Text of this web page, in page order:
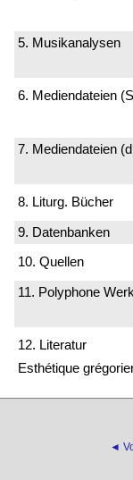
5. Musikanalysen
6. Mediendateien
7. Mediendateien
8. Liturg. Bücher
9. Datenbanken
10. Quellen
11. Polyphone
12. Literatur
Esthétique
◄